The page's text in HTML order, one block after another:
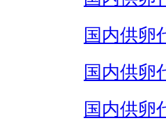
国内供卵
国内供卵
国内供卵